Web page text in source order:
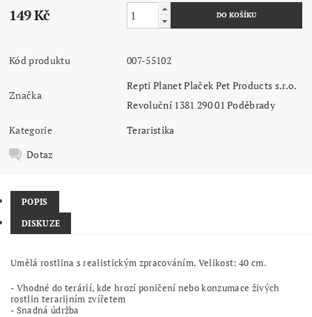
149 Kč
Kód produktu 007-55102
Značka
Repti Planet Plaček Pet Products s.r.o.
Revoluční 1381 290 01 Poděbrady
Kategorie
Teraristika
Dotaz
POPIS
DISKUZE
Umělá rostlina s realistickým zpracováním. Velikost: 40 cm.
- Vhodné do terárií, kde hrozí poničení nebo konzumace živých
rostlin terarijním zvířetem
- Snadná údržba